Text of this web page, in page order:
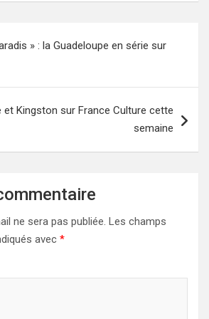
» : la Guadeloupe en série sur
Kingston sur France Culture cette
semaine
ne sera pas publiée. Les champs
avec *